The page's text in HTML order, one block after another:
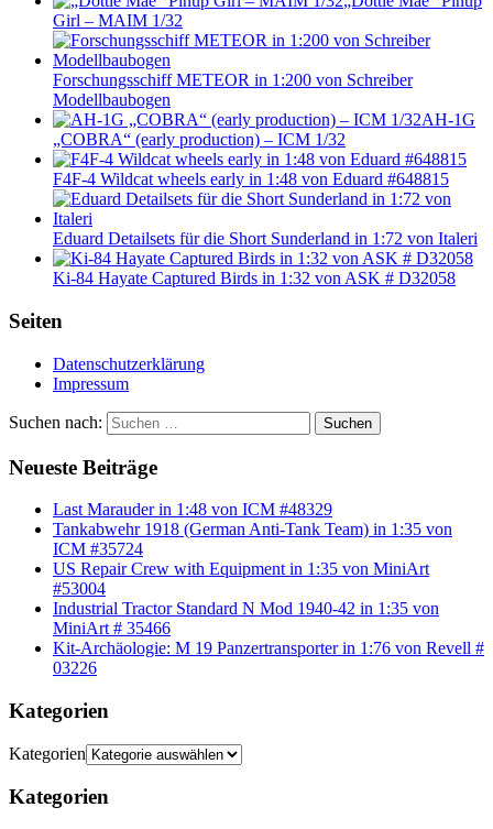
Girl – MAIM 1/32
Forschungsschiff METEOR in 1:200 von Schreiber
Modellbaubogen
AH-1G
„COBRA“ (early production) – ICM 1/32
F4F-4 Wildcat wheels early in 1:48 von Eduard #648815
Eduard Detailsets für die Short Sunderland in 1:72 von Italeri
Ki-84 Hayate Captured Birds in 1:32 von ASK # D32058
Seiten
Datenschutzerklärung
Impressum
Suchen nach: Suchen
Neueste Beiträge
Last Marauder in 1:48 von ICM #48329
Tankabwehr 1918 (German Anti-Tank Team) in 1:35 von
ICM #35724
US Repair Crew with Equipment in 1:35 von MiniArt
#53004
Industrial Tractor Standard N Mod 1940-42 in 1:35 von
MiniArt # 35466
Kit-Archäologie: M 19 Panzertransporter in 1:76 von Revell #
03226
Kategorien
Kategorien
Kategorien